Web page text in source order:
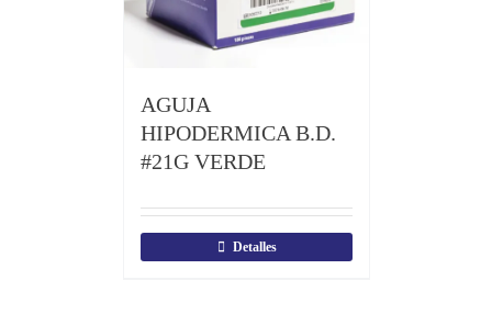
AGUJA
HIPODERMICA B.D.
#21G VERDE
Detalles